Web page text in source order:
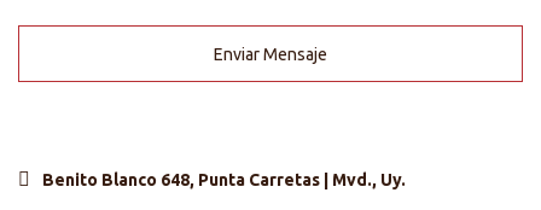
Enviar Mensaje
Benito Blanco 648, Punta Carretas | Mvd., Uy.